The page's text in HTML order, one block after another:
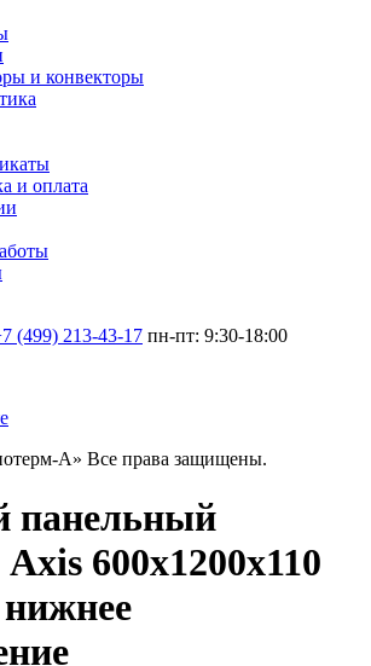
и конвекторы
и оплата
(499) 213-43-17 пн-пт: 9:30-18:00
А» Все права защищены.
панельный
600х1200х110